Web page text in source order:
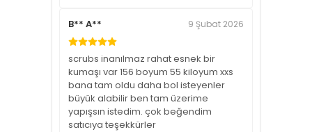
B** A** 9 Şubat 2026
scrubs inanılmaz rahat esnek bir
kumaşı var 156 boyum 55 kiloyum xxs
bana tam oldu daha bol isteyenler
büyük alabilir ben tam üzerime
yapışsın istedim. çok beğendim
satıcıya teşekkürler